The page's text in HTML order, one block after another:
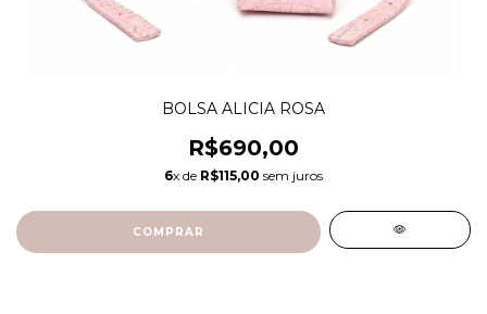
BOLSA ALICIA ROSA
R$690,00
6x de R$115,00 sem juros